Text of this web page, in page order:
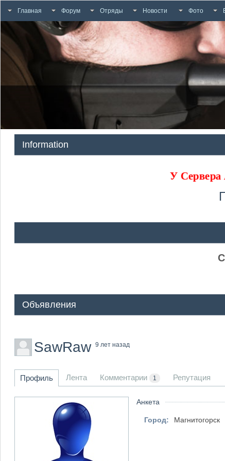
Главная Форум Отряды Новости Фото
Information
У
Объявления
SawRaw 9 лет назад
Профиль Лента Комментарии 1 Репутация
Анкета
Город: Магнитогорск